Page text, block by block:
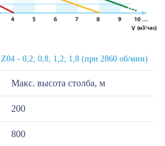
Z04 - 0,2; 0,8; 1,2; 1,8 (при 2860 об/мин)
Макс. высота столба, м
200
800